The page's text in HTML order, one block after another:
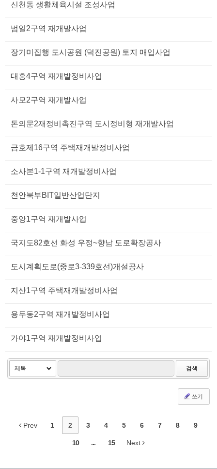
신천동 생활체육시설 조성사업
범일2구역 재개발사업
장기미집행 도시공원 (덕진공원) 토지 매입사업
대흥4구역 재개발정비사업
사모2구역 재개발사업
돈의문2재정비촉진구역 도시정비형 재개발사업
금호제16구역 주택재개발정비사업
소사본1-1구역 재개발정비사업
천안북부BIT일반산업단지
중앙1구역 재개발사업
국지도82호선 화성 우정~향남 도로확장공사
도시계획도로(중로3-339호선)개설공사
지산1구역 주택재개발정비사업
용두동2구역 재개발정비사업
가야1구역 재개발정비사업
검색
쓰기
Prev 1 2 3 4 5 6 7 8 9
10 ... 15 Next